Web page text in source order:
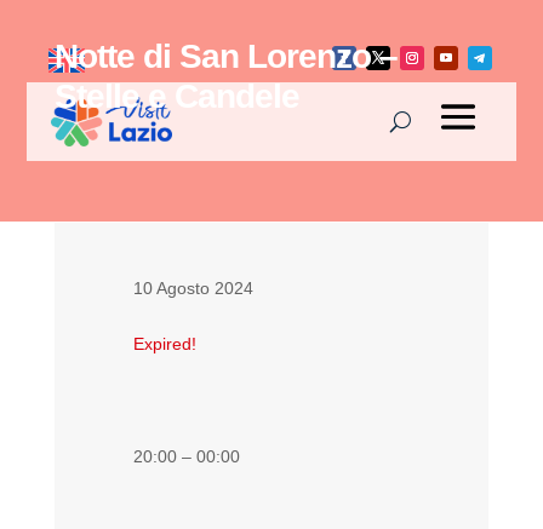
Notte di San Lorenzo –
Stelle e Candele
10 Agosto 2024
Expired!
20:00 – 00:00